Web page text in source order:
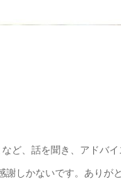
ど、話を聞き、アドバ
しかないです。ありが